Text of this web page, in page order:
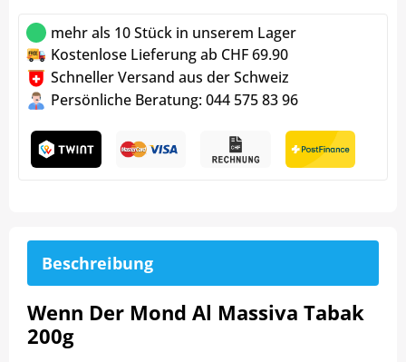
mehr als 10 Stück in unserem Lager
Kostenlose Lieferung ab CHF 69.90
Schneller Versand aus der Schweiz
Persönliche Beratung: 044 575 83 96
Beschreibung
Wenn Der Mond Al Massiva Tabak
200g